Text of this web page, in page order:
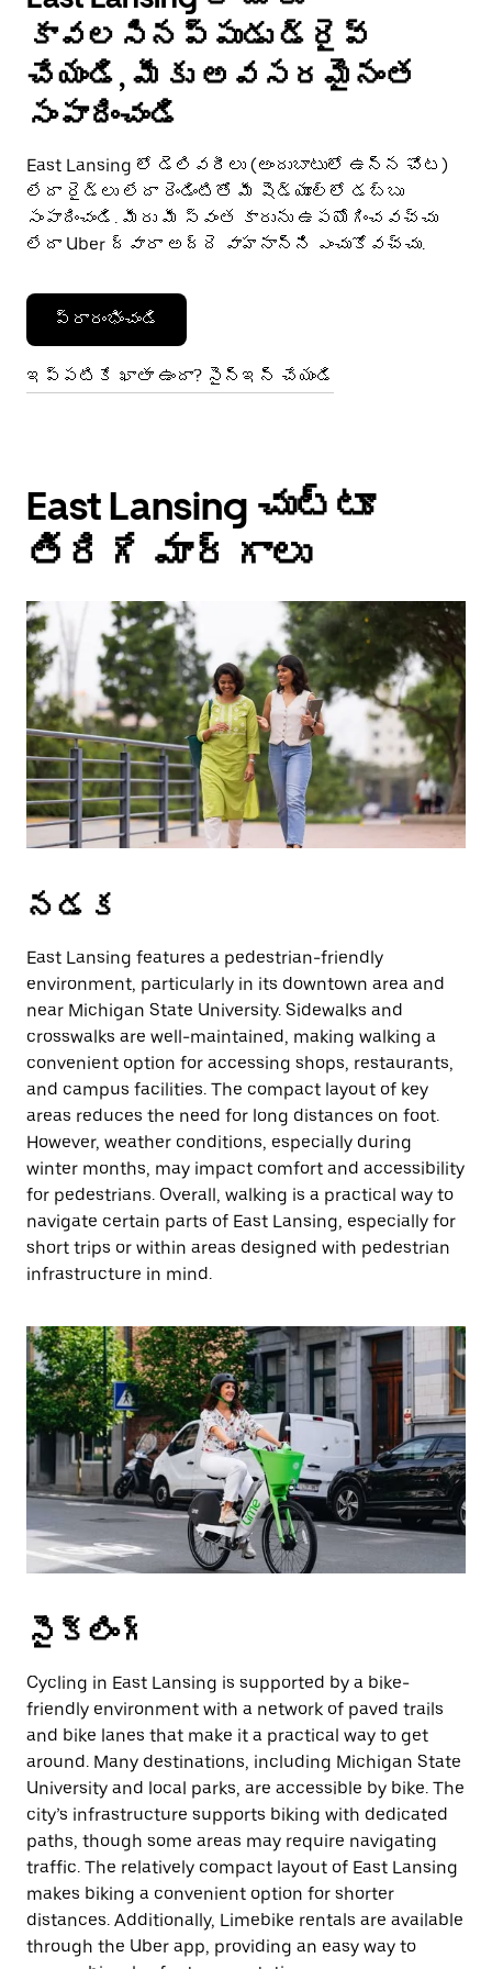
కావలసినప్పుడు డ్రైవ్
చేయండి, మీకు అవసరమైనంత
సంపాదించండి
East Lansing లో డెలివరీలు (అందుబాటులో ఉన్న చోట)
లేదా రైడ్‌లు లేదా రెండింటితో మీ షెడ్యూల్‌లో డబ్బు
సంపాదించండి. మీరు మీ స్వంత కారును ఉపయోగించవచ్చు
లేదా Uber ద్వారా అద్దె వాహనాన్ని ఎంచుకోవచ్చు.
ప్రారంభించండి
ఇప్పటికే ఖాతా ఉందా? సైన్ఇన్ చేయండి
East Lansing చుట్టూ
తిరిగే మార్గాలు
నడక
East Lansing features a pedestrian-friendly
environment, particularly in its downtown area and
near Michigan State University. Sidewalks and
crosswalks are well-maintained, making walking a
convenient option for accessing shops, restaurants,
and campus facilities. The compact layout of key
areas reduces the need for long distances on foot.
However, weather conditions, especially during
winter months, may impact comfort and accessibility
for pedestrians. Overall, walking is a practical way to
navigate certain parts of East Lansing, especially for
short trips or within areas designed with pedestrian
infrastructure in mind.
సైక్లింగ్
Cycling in East Lansing is supported by a bike-
friendly environment with a network of paved trails
and bike lanes that make it a practical way to get
around. Many destinations, including Michigan State
University and local parks, are accessible by bike. The
city’s infrastructure supports biking with dedicated
paths, though some areas may require navigating
traffic. The relatively compact layout of East Lansing
makes biking a convenient option for shorter
distances. Additionally, Limebike rentals are available
through the Uber app, providing an easy way to